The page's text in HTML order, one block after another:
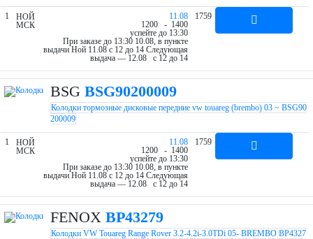
1
НОЙ
МСК
11.08
1200 - 1400
успейте до 13:30
При заказе до 13:30 10.08, в пункте
выдачи Ной 11.08 c 12 до 14 Следующая
выдача — 12.08 c 12 до 14
1759
BSG BSG90200009
Колодки тормозные дисковые передние vw touareg (brembo) 03 ~ BSG90
200009
1
НОЙ
МСК
11.08
1200 - 1400
успейте до 13:30
При заказе до 13:30 10.08, в пункте
выдачи Ной 11.08 c 12 до 14 Следующая
выдача — 12.08 c 12 до 14
1759
FENOX BP43279
Колодки VW Touareg Range Rover 3.2-4.2i-3.0TDi 05- BREMBO BP4327